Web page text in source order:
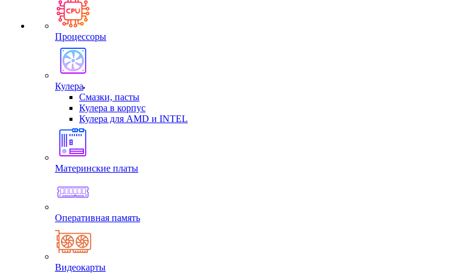
Процессоры
Кулера
Смазки, пасты
Кулера в корпус
Кулера для AMD и INTEL
Материнские платы
Оперативная память
Видеокарты